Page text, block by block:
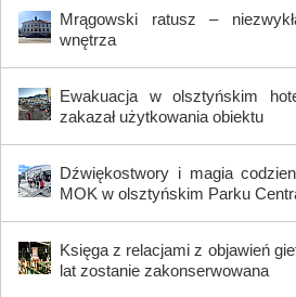
Mrągowski ratusz –
wnętrza
Ewakuacja w olsztyńskim
zakazał użytkowania obiektu
Dźwiękostwory i magia
MOK w olsztyńskim Parku
Księga z relacjami z objawień
lat zostanie zakonserwowana